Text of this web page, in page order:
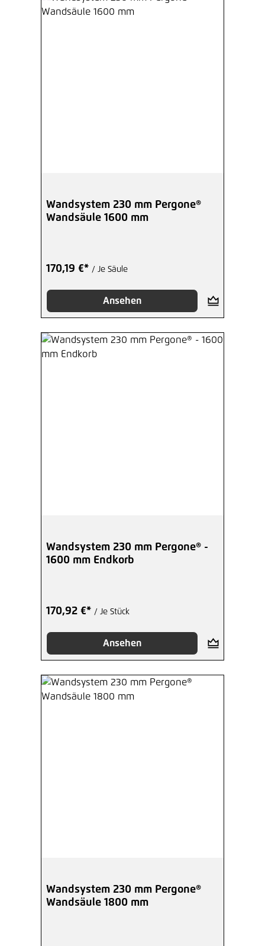
Wandsystem 230 mm Pergone®
Wandsäule 1600 mm
170,19 €* / Je Säule
Ansehen
Wandsystem 230 mm Pergone® -
1600 mm Endkorb
170,92 €* / Je Stück
Ansehen
Wandsystem 230 mm Pergone®
Wandsäule 1800 mm